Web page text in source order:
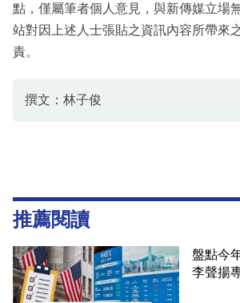
點，僅屬筆者個人意見，與新傳媒立場
站對因上述人士張貼之資訊內容所帶來
責。
撰文：林子俊
推薦閱讀
盤點今
李聲揚